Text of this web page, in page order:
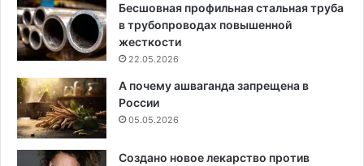
Бесшовная профильная стальная труба
в трубопроводах повышенной
жесткости
22.05.2026
А почему ашваганда запрещена в
России
05.05.2026
Создано новое лекарство против